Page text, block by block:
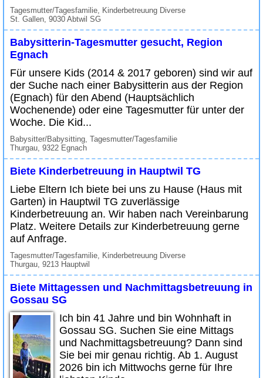
Tagesmutter/Tagesfamilie, Kinderbetreuung Diverse
St. Gallen, 9030 Abtwil SG
Babysitterin-Tagesmutter gesucht, Region
Egnach
Für unsere Kids (2014 & 2017 geboren) sind wir auf
der Suche nach einer Babysitterin aus der Region
(Egnach) für den Abend (Hauptsächlich
Wochenende) oder eine Tagesmutter für unter der
Woche. Die Kid...
Babysitter/Babysitting, Tagesmutter/Tagesfamilie
Thurgau, 9322 Egnach
Biete Kinderbetreuung in Hauptwil TG
Liebe Eltern Ich biete bei uns zu Hause (Haus mit
Garten) in Hauptwil TG zuverlässige
Kinderbetreuung an. Wir haben nach Vereinbarung
Platz. Weitere Details zur Kinderbetreuung gerne
auf Anfrage.
Tagesmutter/Tagesfamilie, Kinderbetreuung Diverse
Thurgau, 9213 Hauptwil
Biete Mittagessen und Nachmittagsbetreuung in
Gossau SG
Ich bin 41 Jahre und bin Wohnhaft in
Gossau SG. Suchen Sie eine Mittags
und Nachmittagsbetreuung? Dann sind
Sie bei mir genau richtig. Ab 1. August
2026 bin ich Mittwochs gerne für Ihre